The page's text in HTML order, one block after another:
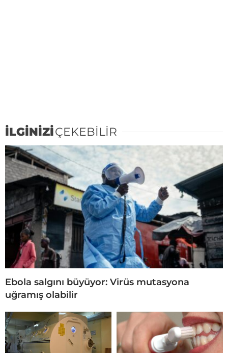
İLGİNİZİÇEKEBİLİR
Ebola salgını büyüyor: Virüs mutasyona
uğramış olabilir